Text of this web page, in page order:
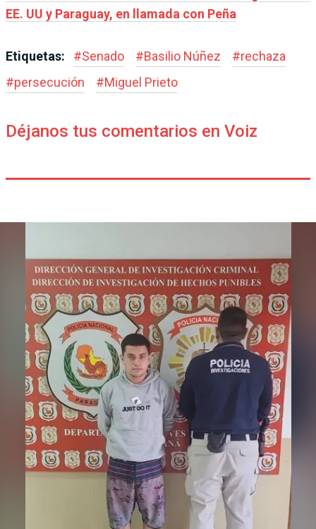
EE. UU y Paraguay, en llamada con Peña
Etiquetas: #Senado #Basilio Núñez #rechaza
#persecución #Miguel Prieto
Déjanos tus comentarios en Voiz